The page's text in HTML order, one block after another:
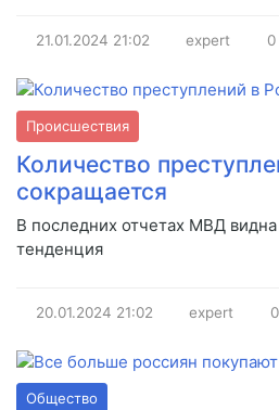
21.01.2024 21:02 expert 0
Происшествия
Количество
сокращается
В последних отчетах МВД
тенденция
20.01.2024 21:02 expert 0
Общество